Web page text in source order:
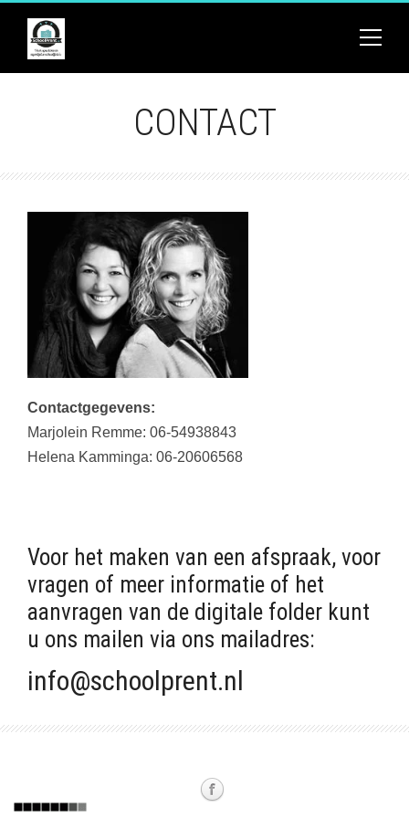
CONTACT
Contactgegevens:
Marjolein Remme: 06-54938843
Helena Kamminga: 06-20606568
Voor het maken van een afspraak, voor
vragen of meer informatie of het
aanvragen van de digitale folder kunt
u ons mailen via ons mailadres:
info@schoolprent.nl